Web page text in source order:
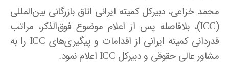
محمد خزاعی، دبیرکل کمیته ایرانی اتاق بازرگانی بین‌المللی
(
ICC)، بلافاصله پس از اعلام موضوع فوق‌الذکر، مراتب
قدردانی کمیته ایرانی از اقدامات و پیگیری‌های ICC را به
مشاور عالی حقوقی و دبیرکل ICC اعلام نمود.